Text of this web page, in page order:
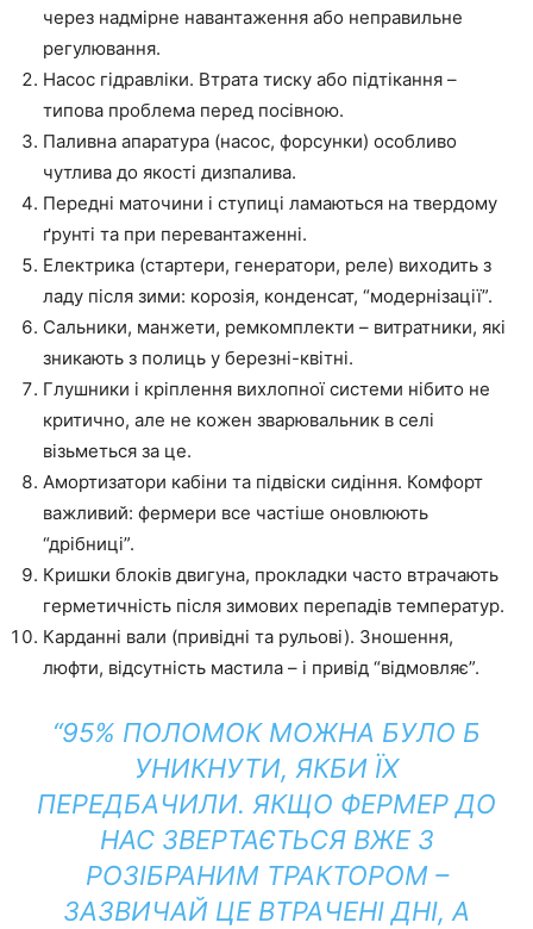
через надмірне навантаження або неправильне
регулювання.
Насос гідравліки. Втрата тиску або підтікання –
типова проблема перед посівною.
Паливна апаратура (насос, форсунки) особливо
чутлива до якості дизпалива.
Передні маточини і ступиці ламаються на твердому
ґрунті та при перевантаженні.
Електрика (стартери, генератори, реле) виходить з
ладу після зими: корозія, конденсат, “модернізації”.
Сальники, манжети, ремкомплекти – витратники, які
зникають з полиць у березні-квітні.
Глушники і кріплення вихлопної системи нібито не
критично, але не кожен зварювальник в селі
візьметься за це.
Амортизатори кабіни та підвіски сидіння. Комфорт
важливий: фермери все частіше оновлюють
“дрібниці”.
Кришки блоків двигуна, прокладки часто втрачають
герметичність після зимових перепадів температур.
Карданні вали (привідні та рульові). Зношення,
люфти, відсутність мастила – і привід “відмовляє”.
“95% ПОЛОМОК МОЖНА БУЛО Б
УНИКНУТИ, ЯКБИ ЇХ
ПЕРЕДБАЧИЛИ. ЯКЩО ФЕРМЕР ДО
НАС ЗВЕРТАЄТЬСЯ ВЖЕ З
РОЗІБРАНИМ ТРАКТОРОМ –
ЗАЗВИЧАЙ ЦЕ ВТРАЧЕНІ ДНІ, А